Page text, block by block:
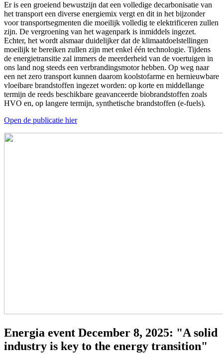
Er is een groeiend bewustzijn dat een volledige decarbonisatie van
het transport een diverse energiemix vergt en dit in het bijzonder
voor transportsegmenten die moeilijk volledig te elektrificeren zullen
zijn. De vergroening van het wagenpark is inmiddels ingezet.
Echter, het wordt alsmaar duidelijker dat de klimaatdoelstellingen
moeilijk te bereiken zullen zijn met enkel één technologie. Tijdens
de energietransitie zal immers de meerderheid van de voertuigen in
ons land nog steeds een verbrandingsmotor hebben. Op weg naar
een net zero transport kunnen daarom koolstofarme en hernieuwbare
vloeibare brandstoffen ingezet worden: op korte en middellange
termijn de reeds beschikbare geavanceerde biobrandstoffen zoals
HVO en, op langere termijn, synthetische brandstoffen (e-fuels).
Open de publicatie hier
Energia event December 8, 2025: "A solid
industry is key to the energy transition"